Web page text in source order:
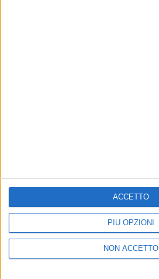
PIÙ OPZIONI
NON ACCETTO
ACCETTO
Chi siamo